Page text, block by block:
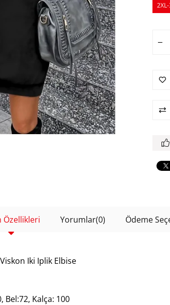
Özellikleri Yorumlar(0) Ödeme
Iki Iplik Elbise
Bel:72, Kalça: 100